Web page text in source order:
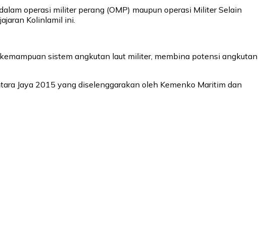
operasi militer perang (OMP) maupun operasi Militer Selain
Kolinlamil ini.
sistem angkutan laut militer, membina potensi angkutan
Jaya 2015 yang diselenggarakan oleh Kemenko Maritim dan